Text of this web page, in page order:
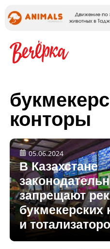
конторы
05.06.2024
В Казахстане
запрещают
букмекерских
и